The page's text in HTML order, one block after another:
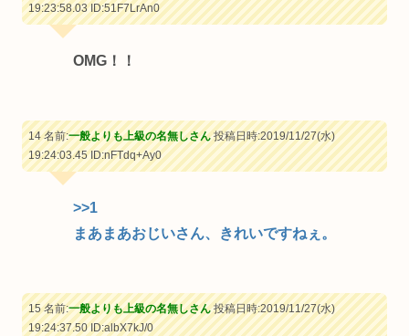
19:23:58.03ID:51F7LrAn0
OMG！！
14 名前:一般よりも上級の名無しさん投稿日時:2019/11/27(水)
19:24:03.45ID:nFTdq+Ay0
>>1
まあまあおじいさん、きれいですねぇ。
15 名前:一般よりも上級の名無しさん投稿日時:2019/11/27(水)
19:24:37.50ID:albX7kJ/0